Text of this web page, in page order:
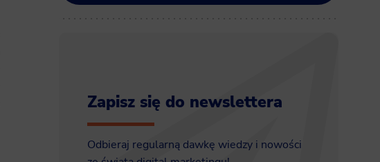
Zapisz się do newslettera
Odbieraj regularną dawkę wiedzy i nowości